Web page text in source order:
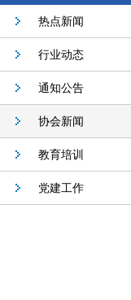
热点新闻
行业动态
通知公告
协会新闻
教育培训
党建工作